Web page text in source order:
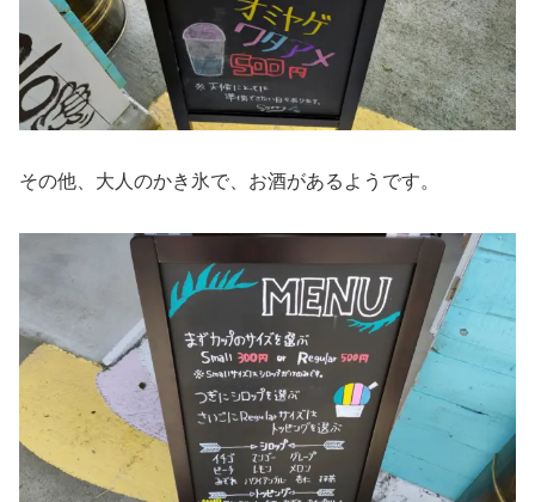
その他、大人のかき氷で、お酒があるようです。